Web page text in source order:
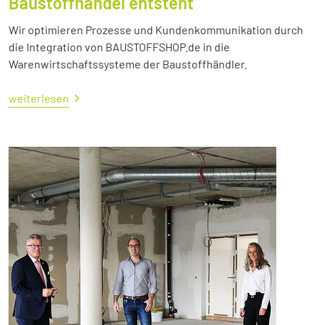
Wir optimieren Prozesse und Kundenkommunikation durch
die Integration von BAUSTOFFSHOP.de in die
Warenwirtschaftssysteme der Baustoffhändler.
weiterlesen